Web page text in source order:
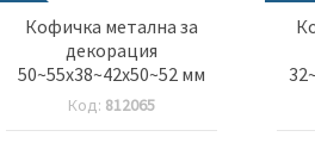
Кофичка метална за
декорация
50~55x38~42x50~52 мм
Код: 812065